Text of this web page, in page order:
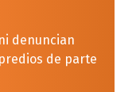
denuncian
de parte